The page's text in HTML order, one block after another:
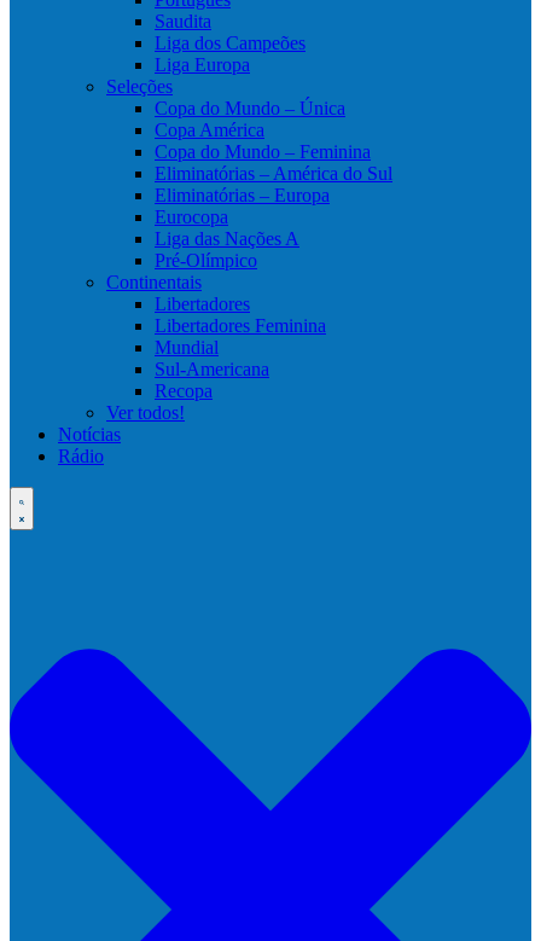
Saudita
Liga dos Campeões
Liga Europa
Seleções
Copa do Mundo – Única
Copa América
Copa do Mundo – Feminina
Eliminatórias – América do Sul
Eliminatórias – Europa
Eurocopa
Liga das Nações A
Pré-Olímpico
Continentais
Libertadores
Libertadores Feminina
Mundial
Sul-Americana
Recopa
Ver todos!
Notícias
Rádio